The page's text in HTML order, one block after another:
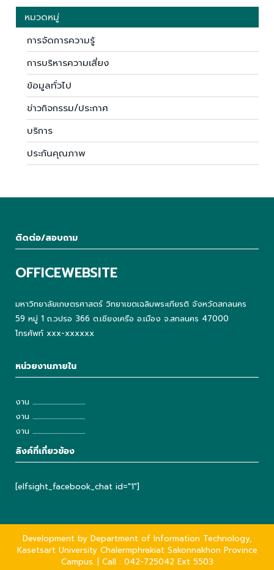
หมวดหมู่
การจัดการความรู้
การบริหารความเสี่ยง
ข้อมูลทั่วไป
ข่าวกิจกรรม/ประกาศ
บริการ
ประกันคุณภาพ
ติดต่อ/สอบถาม
OFFICEWEBSITE
มหาวิทยาลัยเกษตรศาสตร์ วิทยาเขตเฉลิมพระเกียรติ จังหวัดสกลนคร
59 หมู่ 1 ถ.วปรอ 366 ต.เชียงเครือ อ.เมือง จ.สกลนคร 47000
โทรศัพท์ xxx-xxxxxx
หน่วยงานภายใน
งาน ...........................................
งาน ...........................................
งาน ...........................................
ลิงค์ที่เกี่ยวข้อง
[elfsight_facebook_chat id="1"]
Development by Department of Information Technology,
Kasetsart University Chalermphrakiat Sakonnakhon Province
Campus. | Call : 042-725042 Ext 5503